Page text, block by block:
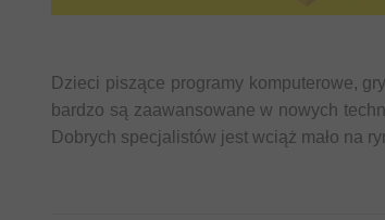
Dzieci piszące programy komputerowe,
bardzo są zaawansowane w nowych
Dobrych specjalistów jest wciąż mało na